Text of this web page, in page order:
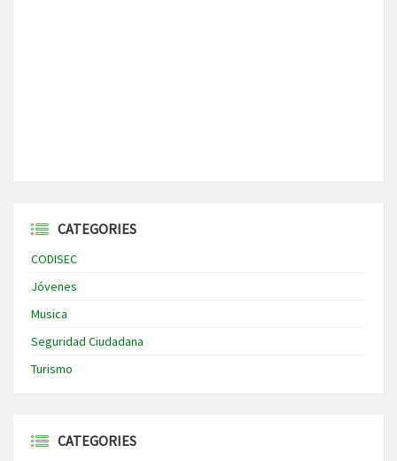
CATEGORIES
CODISEC
Jóvenes
Musica
Seguridad Ciudadana
Turismo
CATEGORIES